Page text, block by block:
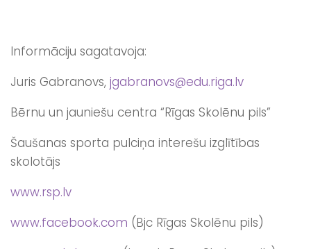
Informāciju sagatavoja:
Juris Gabranovs, jgabranovs@edu.riga.lv
Bērnu un jauniešu centra “Rīgas Skolēnu pils”
Šaušanas sporta pulciņa interešu izglītības
skolotājs
www.rsp.lv
www.facebook.com (Bjc Rīgas Skolēnu pils)